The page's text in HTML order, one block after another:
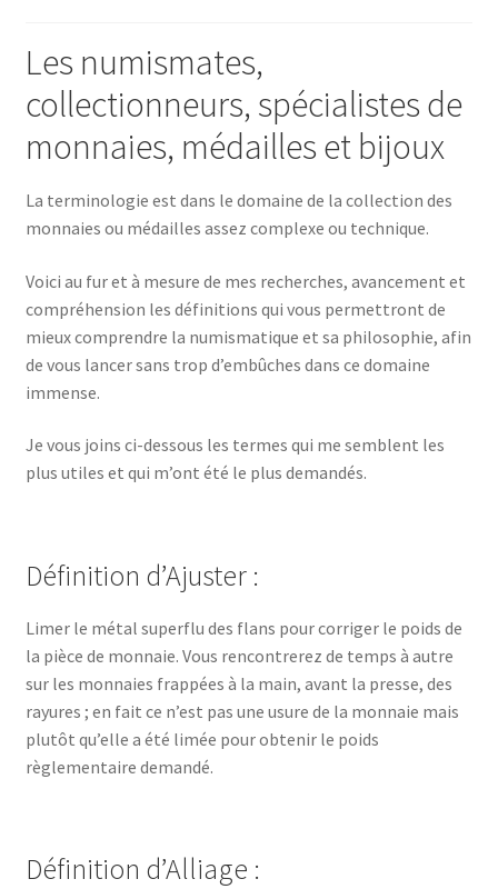
Les numismates,
collectionneurs, spécialistes de
monnaies, médailles et bijoux
La terminologie est dans le domaine de la collection des
monnaies ou médailles assez complexe ou technique.
Voici au fur et à mesure de mes recherches, avancement et
compréhension les définitions qui vous permettront de
mieux comprendre la numismatique et sa philosophie, afin
de vous lancer sans trop d’embûches dans ce domaine
immense.
Je vous joins ci-dessous les termes qui me semblent les
plus utiles et qui m’ont été le plus demandés.
Définition d’Ajuster :
Limer le métal superflu des flans pour corriger le poids de
la pièce de monnaie. Vous rencontrerez de temps à autre
sur les monnaies frappées à la main, avant la presse, des
rayures ; en fait ce n’est pas une usure de la monnaie mais
plutôt qu’elle a été limée pour obtenir le poids
règlementaire demandé.
Définition d’Alliage :